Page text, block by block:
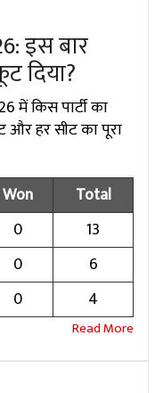
इस बार
दिया?
में किस पार्टी का
और हर सीट का पूरा
Won
Total
0
13
0
6
0 4